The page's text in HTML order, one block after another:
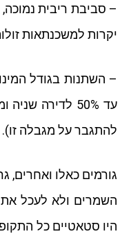
– סביבת ריבית
יקרות למשכנתאות
עד 50% לדירה
להתגבר על מגבלה זו).
גורמים כאלו
השמרים ולא לעכל את
היו סטאטיים כל